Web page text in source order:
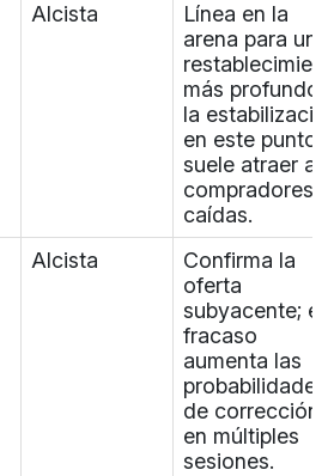
Alcista
Línea en la
arena para un
más profundo;
la
en este punto
suele atraer a
compradores
caídas.
Alcista
Confirma la
oferta
subyacente; el
fracaso
aumenta las
probabilidades
de corrección
en múltiples
sesiones.